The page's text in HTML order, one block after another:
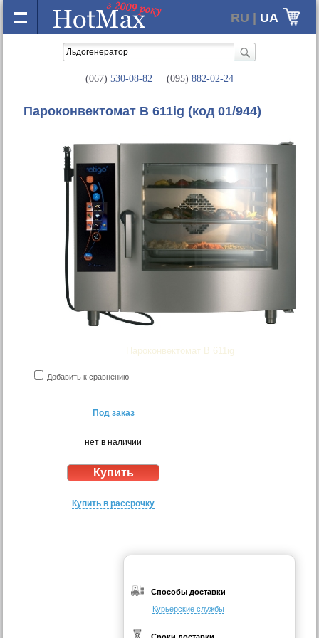
RU | UA
(067) 530-08-82 (095) 882-02-24
Пароконвектомат B 611ig (код 01/944)
Пароконвектомат B 611ig
Добавить к сравнению
Под заказ
нет в наличии
Купить в рассрочку
Способы доставки
Курьерские службы